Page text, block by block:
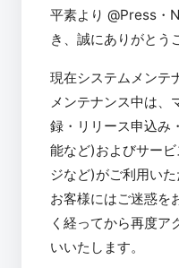
平素より @Press・
き、誠にありがとう
現在システムメンテ
メンテナンス中は、
録・リリース申込み
能など)およびサー
ジなど)がご利用いた
お客様にはご迷惑を
く経ってから再度ア
いいたします。